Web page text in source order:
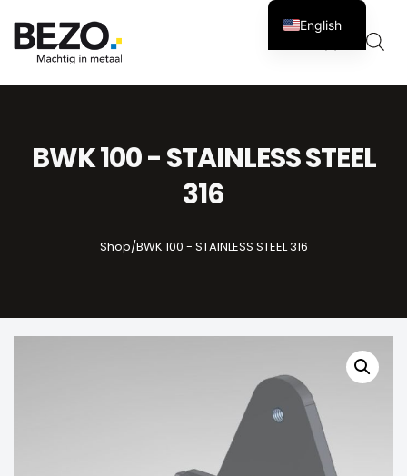
Cart
0
BWK 100 - STAINLESS STEEL
316
Shop/BWK 100 - STAINLESS STEEL 316
English